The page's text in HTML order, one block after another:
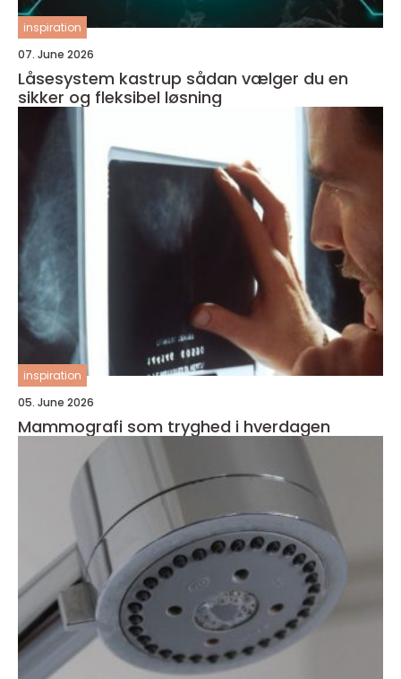
inspiration
07. June 2026
Låsesystem kastrup sådan vælger du en
sikker og fleksibel løsning
inspiration
05. June 2026
Mammografi som tryghed i hverdagen